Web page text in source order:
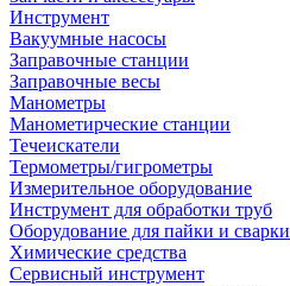
Инструмент
Вакуумные насосы
Заправочные станции
Заправочные весы
Манометры
Манометирческие станции
Течеискатели
Термометры/гигрометры
Измерительное оборудование
Инструмент для обработки труб
Оборудование для пайки и сварки
Химические средства
Сервисный инструмент